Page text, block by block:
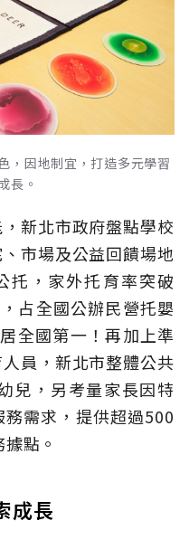
，因地制宜，打造多元學習
長。
新北市政府盤點學校
市場及公益回饋場地
托，家外托育率突破
占全國公辦民營托嬰
全國第一！再加上準
員，新北市整體公共
兒，另考量家長因特
需求，提供超過500
點。
成長